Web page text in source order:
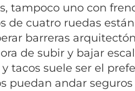
tampoco uno con
de cuatro ruedas
barreras
de subir y bajar
tacos suele ser el
puedan andar